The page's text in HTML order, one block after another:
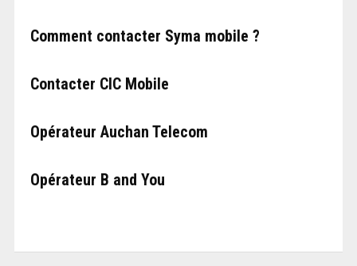
Comment contacter Syma mobile ?
Contacter CIC Mobile
Opérateur Auchan Telecom
Opérateur B and You